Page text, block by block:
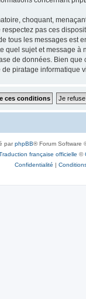
choquant,
pas ces
tous les messages
sujet et message
de données. Bien
piratage informatique
parphpBB® Forum Software
française officielle ©
Confidentialité |